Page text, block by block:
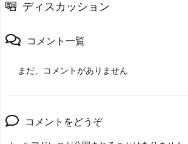
ディスカッション
コメント一覧
まだ、コメントがありません
コメントをどうぞ